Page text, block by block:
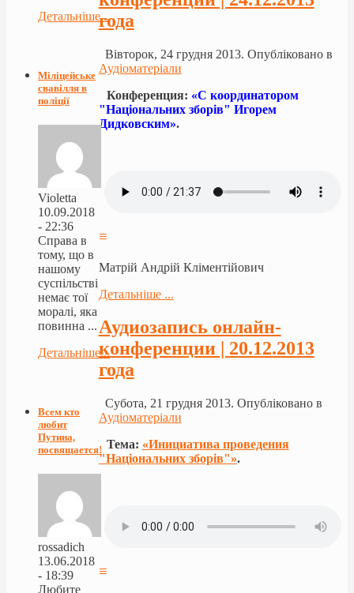
года
Вівторок, 24 грудня 2013. Опубліковано в
Аудіоматеріали
Конференция: «С координатором
"Нацiональних зборiв" Игорем
Дидковским».
≡
Матрій Андрій Кліментійович
Детальніше ...
Аудиозапись онлайн-
конференции | 20.12.2013
года
Субота, 21 грудня 2013. Опубліковано в
Аудіоматеріали
Тема: «Инициатива проведения
"Національних зборів"».
≡
Детальніше...
Міліцейське
свавілля в
поліції
Violetta
10.09.2018
- 22:36
Справа в
тому, що в
нашому
суспільстві
немає тої
моралі, яка
повинна ...
Детальніше...
Всем кто
любит
Путина,
посвящается!
rossadich
13.06.2018
- 18:39
Любите